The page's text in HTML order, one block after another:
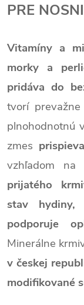
PRE
Vitamíny a
morky a
pridáva do
tvorí
plnohodnotnú
zmes
vzhľadom na
prijatého
stav hydiny,
podporuje
Minerálne
v českej
modifikované